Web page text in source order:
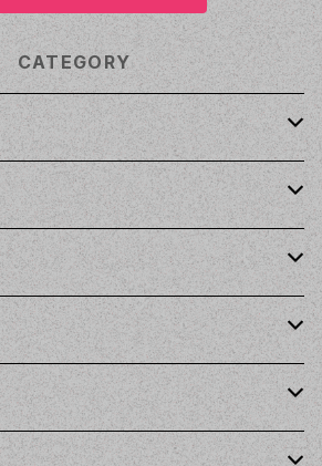
CATEGORY
グラム）
ズ）
ティーナ ラバーズ）
デーガール）
ズ）
ズ）
ズ）